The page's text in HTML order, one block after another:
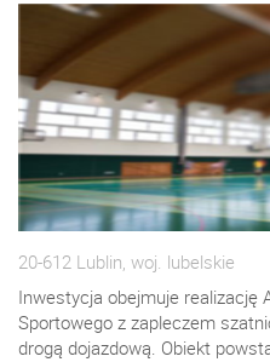
20-612 Lublin, woj. lubelskie
Inwestycja obejmuje realizację
Sportowego z zapleczem
drogą dojazdową. Obiekt